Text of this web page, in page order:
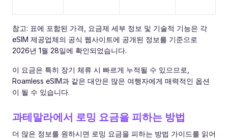
참고: 표에 포함된 가격, 요금제 세부 정보 및 기술적 기능은 각
eSIM 제공업체의 공식 웹사이트에 공개된 정보를 기준으로
2026년 1월 28일에 확인되었습니다.
이 요금은 특히 장기 체류 시 빠르게 누적될 수 있으므로,
Roamless eSIM과 같은 대안은 많은 여행자에게 매력적인 옵션
이 될 수 있습니다.
과테말라에서 로밍 요금을 피하는 방법
더 많은 정보를 원하시면 로밍 요금을 피하는 방법 가이드를 읽어